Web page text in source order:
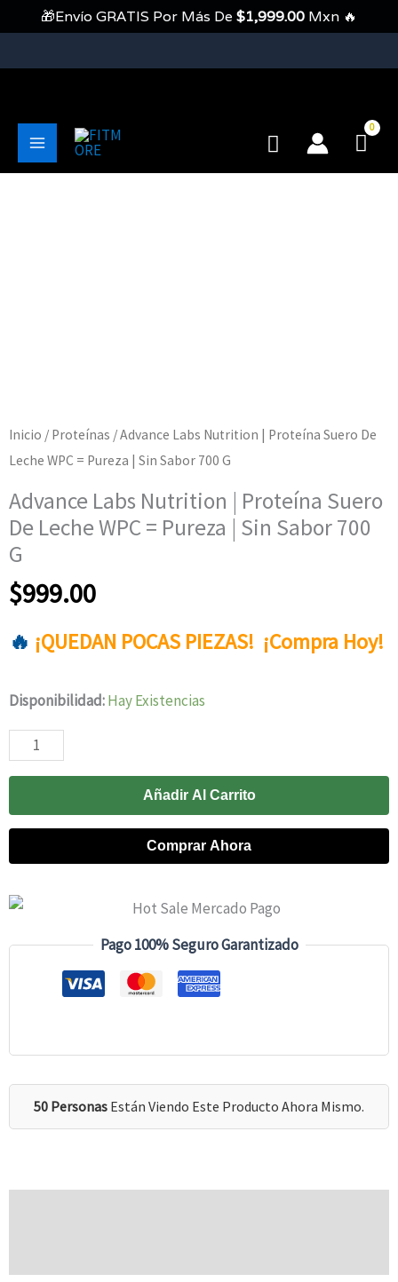
Contenido
Main
Buscar
Inicio / Proteínas / Advance Labs Nutrition | Proteína Suero De
Leche WPC = Pureza | Sin Sabor 700 G
Advance Labs Nutrition | Proteína Suero
De Leche WPC = Pureza | Sin Sabor 700
G
$999.00
🔥 ¡QUEDAN POCAS PIEZAS! ¡Compra Hoy!
Disponibilidad:Hay Existencias
Advance
|
De
Sabor
700
Añadir Al Carrito
Comprar Ahora
Pago 100% Seguro Garantizado
50 Personas Están Viendo Este Producto Ahora Mismo.
🎁Envío GRATIS Por Más De $1,999.00 Mxn 🔥